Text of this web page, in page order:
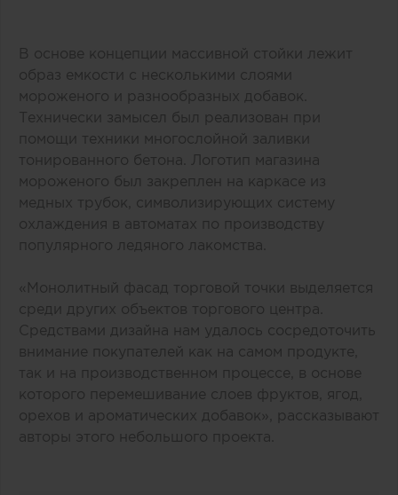
В основе концепции массивной стойки лежит
образ емкости с несколькими слоями
мороженого и разнообразных добавок.
Технически замысел был реализован при
помощи техники многослойной заливки
тонированного бетона. Логотип магазина
мороженого был закреплен на каркасе из
медных трубок, символизирующих систему
охлаждения в автоматах по производству
популярного ледяного лакомства.
«Монолитный фасад торговой точки выделяется
среди других объектов торгового центра.
Средствами дизайна нам удалось сосредоточить
внимание покупателей как на самом продукте,
так и на производственном процессе, в основе
которого перемешивание слоев фруктов, ягод,
орехов и ароматических добавок», рассказывают
авторы этого небольшого проекта.